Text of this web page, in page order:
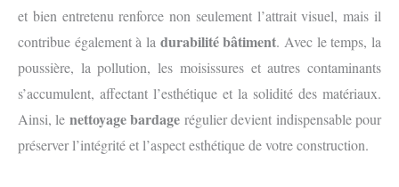
et bien entretenu renforce non seulement l’attrait visuel, mais il
contribue également à la durabilité bâtiment. Avec le temps, la
poussière, la pollution, les moisissures et autres contaminants
s’accumulent, affectant l’esthétique et la solidité des matériaux.
Ainsi, le nettoyage bardage régulier devient indispensable pour
préserver l’intégrité et l’aspect esthétique de votre construction.